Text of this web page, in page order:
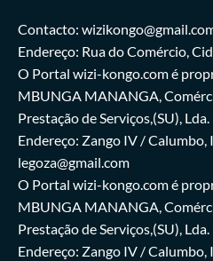
Contacto:
Endereço: Rua do Comércio,
O Portal wizi-kongo.com é
MBUNGA MANANGA,
Prestação de Serviços,(SU),
Endereço: Zango IV / Calumbo,
legoza@gmail.com
O Portal wizi-kongo.com é
MBUNGA MANANGA,
Prestação de Serviços,(SU),
Endereço: Zango IV / Calumbo,